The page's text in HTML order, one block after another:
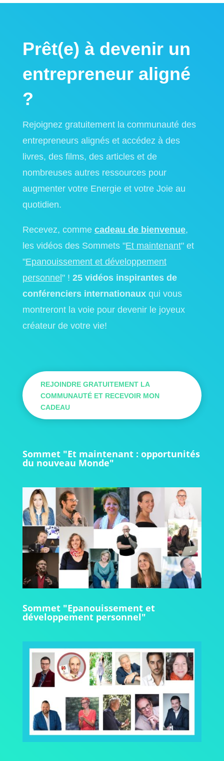
Prêt(e) à devenir un
entrepreneur aligné
?
Rejoignez gratuitement la communauté des
entrepreneurs alignés et accédez à des
livres, des films, des articles et de
nombreuses autres ressources pour
augmenter votre Energie et votre Joie au
quotidien.
Recevez, comme cadeau de bienvenue,
les vidéos des Sommets "Et maintenant" et
"Epanouissement et développement
personnel " ! 25 vidéos inspirantes de
conférenciers internationauxqui vous
montreront la voie pour devenir le joyeux
créateur de votre vie!
REJOINDRE GRATUITEMENT LA
COMMUNAUTÉ ET RECEVOIR MON
CADEAU
Sommet "Et maintenant : opportunités
du nouveau Monde"
Sommet "Epanouissement et
développement personnel"